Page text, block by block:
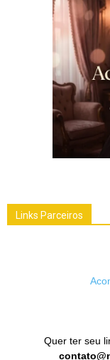
Links Parceiros
Quer ter seu